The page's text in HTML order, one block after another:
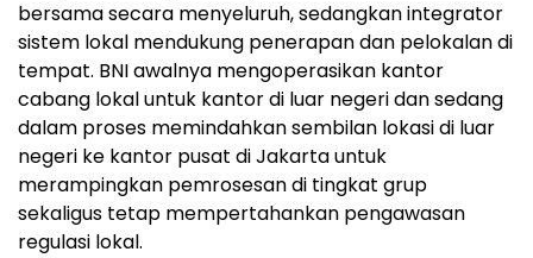
bersama secara menyeluruh, sedangkan integrator
sistem lokal mendukung penerapan dan pelokalan di
tempat. BNI awalnya mengoperasikan kantor
cabang lokal untuk kantor di luar negeri dan sedang
dalam proses memindahkan sembilan lokasi di luar
negeri ke kantor pusat di Jakarta untuk
merampingkan pemrosesan di tingkat grup
sekaligus tetap mempertahankan pengawasan
regulasi lokal.